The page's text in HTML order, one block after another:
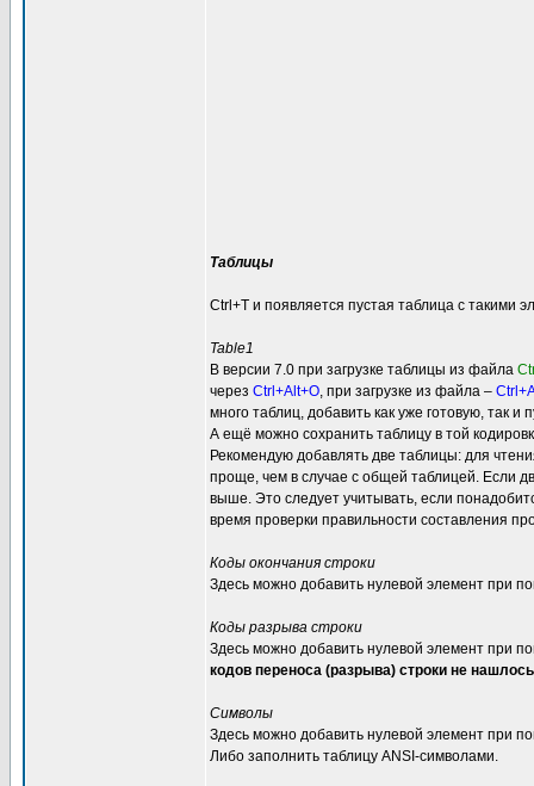
Таблицы
Ctrl+T и появляется пустая таблица с такими
Table1
В версии 7.0 при загрузке таблицы из файла
через Ctrl+Alt+O, при загрузке из файла –
много таблиц, добавить как уже готовую, так и
А ещё можно сохранить таблицу в той
Рекомендую добавлять две таблицы: для
проще, чем в случае с общей таблицей. Если
выше. Это следует учитывать, если
время проверки правильности составления
Коды окончания строки
Здесь можно добавить нулевой элемент при
Коды разрыва строки
Здесь можно добавить нулевой элемент при
кодов переноса (разрыва) строки не
Символы
Здесь можно добавить нулевой элемент при
Либо заполнить таблицу ANSI-символами.